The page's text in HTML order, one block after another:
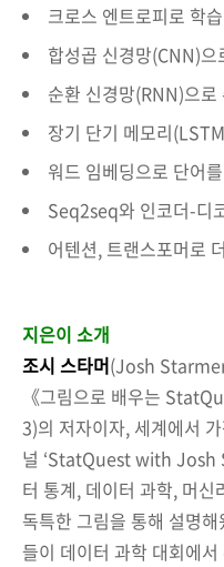
크로스 엔트로피로 학
합성곱 신경망(CNN)으
순환 신경망(RNN)으로
장기 단기 메모리
워드 임베딩으로 단어
Seq2seq와 인코더-디
어텐션, 트랜스포머로
지은이 소개
조시 스타머(Josh
《그림으로 배우는
3)의 저자이자, 세계에서
널 ‘StatQuest with Josh
터 통계, 데이터 과학, 머
독특한 그림을 통해 설명
들이 데이터 과학 대회에